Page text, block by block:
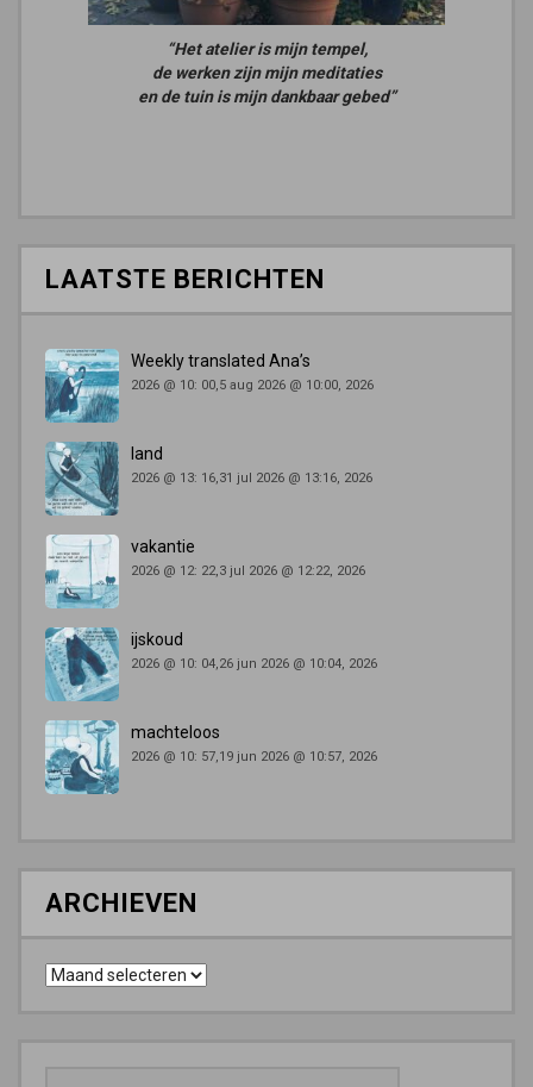
“Het atelier is mijn tempel,
de werken zijn mijn meditaties
en de tuin is mijn dankbaar gebed”
LAATSTE BERICHTEN
Weekly translated Ana’s
2026 @ 10: 00,5 aug 2026 @ 10:00, 2026
land
2026 @ 13: 16,31 jul 2026 @ 13:16, 2026
vakantie
2026 @ 12: 22,3 jul 2026 @ 12:22, 2026
ijskoud
2026 @ 10: 04,26 jun 2026 @ 10:04, 2026
machteloos
2026 @ 10: 57,19 jun 2026 @ 10:57, 2026
ARCHIEVEN
Archieven